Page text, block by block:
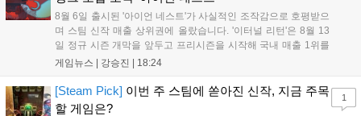
8월 6일 출시된 '아이언 네스트'가 사실적인 조작감으로 호평받으
며 스팀 신작 매출 상위권에 올랐습니다. '이터널 리턴'은 8월 13
일 정규 시즌 개막을 앞두고 프리시즌을 시작해 국내 매출 1위를
기록했습니다. 25주년을 맞은 '고스트 리콘' 시리즈는 8월 6일 쇼
'마블 투혼: 파이팅 소울즈'와 레트로 수리 시뮬레이션 '리스토
리'도 스팀에 정식 출시되었습니다....
게임뉴스 | 강승진 | 18:24
[Steam Pick] 이번 주 스팀에 쏟아진 신작, 지금 주목
할 게임은?
1